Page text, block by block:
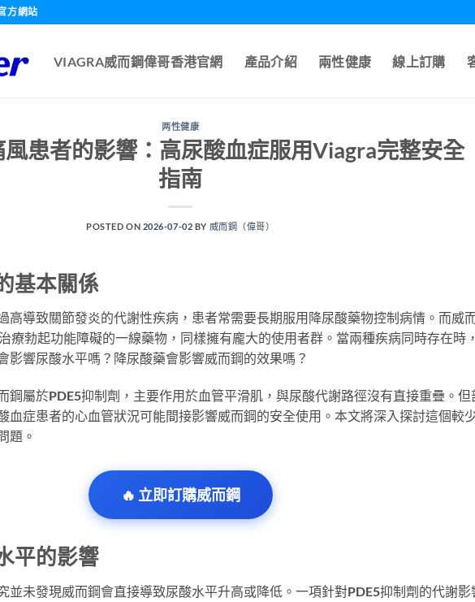
方網站
VIAGRA威而鋼偉哥香港官網 產品介紹 兩性健康 線上訂購
两性健康
患者的影響：高尿酸血症服用Viagra完整安全
指南
POSTED ON 2026-07-02 BY 威而鋼（偉哥）
基本關係
高導致關節發炎的代謝性疾病，患者常需要長期服用降尿酸藥物控制病情。而威
療勃起功能障礙的一線藥物，同樣擁有龐大的使用者群。當兩種疾病同時存在時
影響尿酸水平嗎？降尿酸藥會影響威而鋼的效果嗎？
鋼屬於PDE5抑制劑，主要作用於血管平滑肌，與尿酸代謝路徑沒有直接重疊。但
血症患者的心血管狀況可能間接影響威而鋼的安全使用。本文將深入探討這個較
題。
🔥 立即訂購威而鋼
平的影響
並未發現威而鋼會直接導致尿酸水平升高或降低。一項針對PDE5抑制劑的代謝影